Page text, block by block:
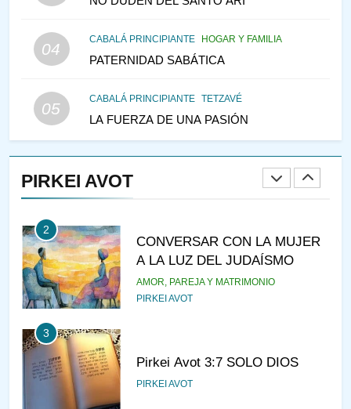
04
CABALÁ PRINCIPIANTE HOGAR Y FAMILIA
PATERNIDAD SABÁTICA
05
CABALÁ PRINCIPIANTE TETZAVÉ
LA FUERZA DE UNA PASIÓN
PIRKEI AVOT
VEAMOS ¿POR QUÉ
IEHOSHÚA? Y LA QUEJA DE
1
RAZI ¿QUIÉN ES SABIO?
2
CONVERSAR CON LA MUJER
A LA LUZ DEL JUDAÍSMO
AMOR, PAREJA Y MATRIMONIO
PIRKEI AVOT
3
Pirkei Avot 3:7 SOLO DIOS
PIRKEI AVOT